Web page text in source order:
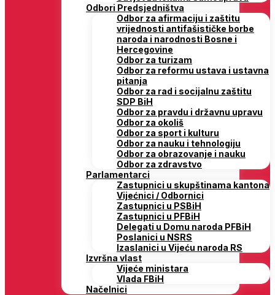
Odbori Predsjedništva
Odbor za afirmaciju i zaštitu
vrijednosti antifašističke borbe
naroda i narodnosti Bosne i
Hercegovine
Odbor za turizam
Odbor za reformu ustava i ustavna
pitanja
Odbor za rad i socijalnu zaštitu
SDP BiH
Odbor za pravdu i državnu upravu
Odbor za okoliš
Odbor za sport i kulturu
Odbor za nauku i tehnologiju
Odbor za obrazovanje i nauku
Odbor za zdravstvo
Parlamentarci
Zastupnici u skupštinama kantona
Vijećnici / Odbornici
Zastupnici u PSBiH
Zastupnici u PFBiH
Delegati u Domu naroda PFBiH
Poslanici u NSRS
Izaslanici u Vijeću naroda RS
Izvršna vlast
Vijeće ministara
Vlada FBiH
Načelnici